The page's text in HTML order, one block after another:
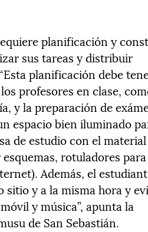
planificación y
sus tareas y distribuir
planificación debe
profesores en clase,
y la preparación de
espacio bien iluminado
de estudio con el material
rotuladores para
Además, el
sitio y a la misma hora y
y música”, apunta la
de San Sebastián.